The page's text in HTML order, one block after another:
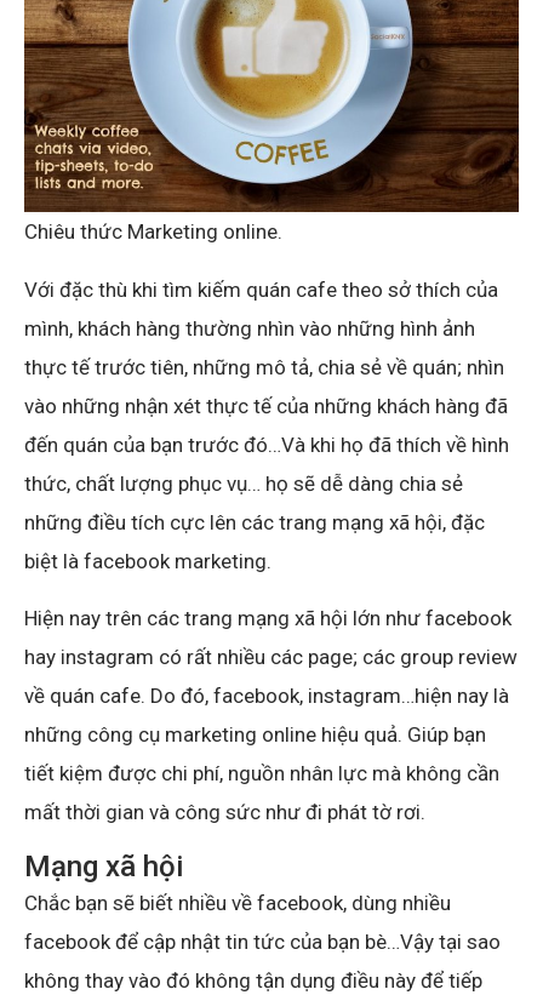
Chiêu thức Marketing online.
Với đặc thù khi tìm kiếm quán cafe theo sở thích của
mình, khách hàng thường nhìn vào những hình ảnh
thực tế trước tiên, những mô tả, chia sẻ về quán; nhìn
vào những nhận xét thực tế của những khách hàng đã
đến quán của bạn trước đó…Và khi họ đã thích về hình
thức, chất lượng phục vụ… họ sẽ dễ dàng chia sẻ
những điều tích cực lên các trang mạng xã hội, đặc
biệt là facebook marketing.
Hiện nay trên các trang mạng xã hội lớn như facebook
hay instagram có rất nhiều các page; các group review
về quán cafe. Do đó, facebook, instagram…hiện nay là
những công cụ marketing online hiệu quả. Giúp bạn
tiết kiệm được chi phí, nguồn nhân lực mà không cần
mất thời gian và công sức như đi phát tờ rơi.
Mạng xã hội
Chắc bạn sẽ biết nhiều về facebook, dùng nhiều
facebook để cập nhật tin tức của bạn bè…Vậy tại sao
không thay vào đó không tận dụng điều này để tiếp